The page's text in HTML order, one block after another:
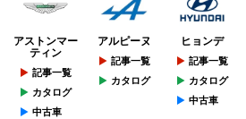
アストンマー
ティン
記事一覧
カタログ
中古車
アルピーヌ
記事一覧
カタログ
ヒョンデ
記事一覧
カタログ
中古車